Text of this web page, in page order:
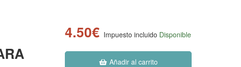
4.50€ Impuesto incluido Disponible
Añadir al carrito